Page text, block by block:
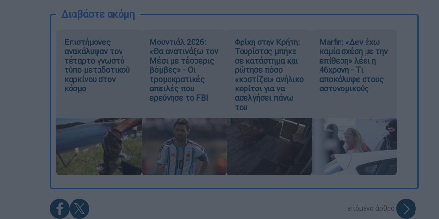
Διαβάστε ακόμη
Επιστήμονες
ανακάλυψαν τον
τέταρτο γνωστό
τύπο μεταδοτικού
καρκίνου στον
κόσμο
Μουντιάλ 2026:
«Θα ανατινάξω τον
Μέσι με τέσσερις
βόμβες» - Οι
τρομοκρατικές
απειλές που
ερεύνησε το FBI
Φρίκη στην Κρήτη:
Τουρίστας μπήκε
σε κατάστημα και
ρώτησε πόσο
«κοστίζει» ανήλικο
κορίτσι για να
ασελγήσει πάνω
του
Marfin: «Δεν έχω
καμία σχέση με την
επίθεση» λέει η
46χρονη - Τι
αποκάλυψε στους
αστυνομικούς
επόμενο άρθρο